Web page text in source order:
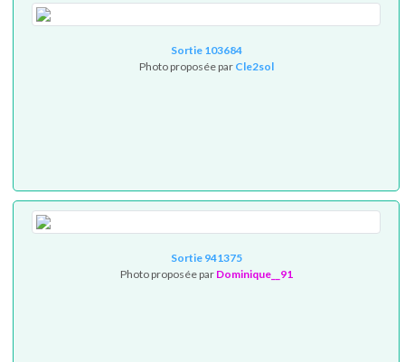
Sortie 103684
Photo proposée par Cle2sol
Sortie 941375
Photo proposée par Dominique__91